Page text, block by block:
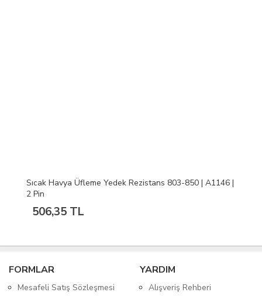
Sıcak Havya Üfleme Yedek Rezistans 803-850 | A1146 |
2 Pin
506,35 TL
FORMLAR
Mesafeli Satış Sözleşmesi
YARDIM
Alışveriş Rehberi